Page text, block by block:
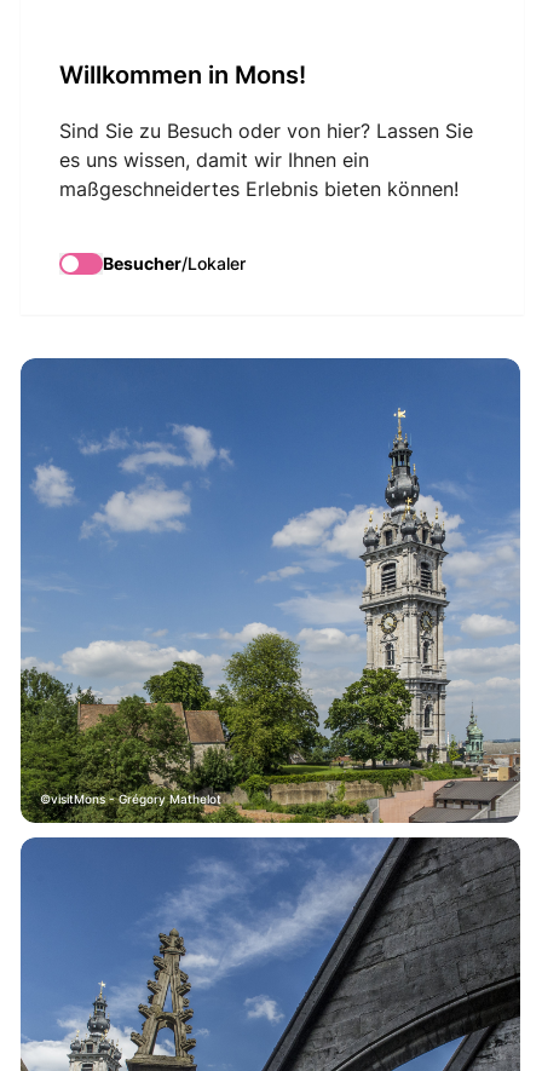
Willkommen in Mons!
Sind Sie zu Besuch oder von hier? Lassen Sie
es uns wissen, damit wir Ihnen ein
maßgeschneidertes Erlebnis bieten können!
Besucher/Lokaler
Der Belfried von
Mons
visitMons - Grégory Mathelot